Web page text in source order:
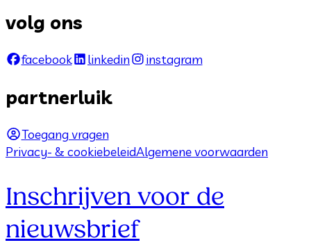
volg ons
facebook linkedin instagram
partnerluik
Toegang vragen
Privacy- & cookiebeleidAlgemene voorwaarden
Inschrijven voor de
nieuwsbrief